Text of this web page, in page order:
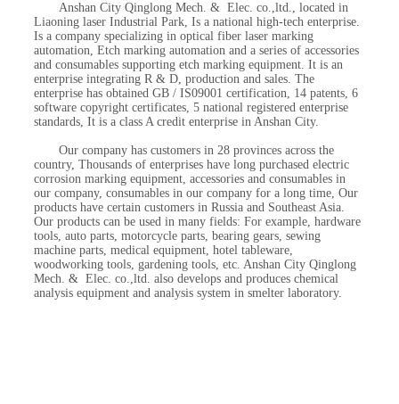
Anshan City Qinglong Mech. & Elec. co.,ltd., located in
Liaoning laser Industrial Park, Is a national high-tech enterprise.
Is a company specializing in optical fiber laser marking
automation, Etch marking automation and a series of accessories
and consumables supporting etch marking equipment. It is an
enterprise integrating R & D, production and sales. The
enterprise has obtained GB / IS09001 certification, 14 patents, 6
software copyright certificates, 5 national registered enterprise
standards, It is a class A credit enterprise in Anshan City.
Our company has customers in 28 provinces across the
country, Thousands of enterprises have long purchased electric
corrosion marking equipment, accessories and consumables in
our company, consumables in our company for a long time, Our
products have certain customers in Russia and Southeast Asia.
Our products can be used in many fields: For example, hardware
tools, auto parts, motorcycle parts, bearing gears, sewing
machine parts, medical equipment, hotel tableware,
woodworking tools, gardening tools, etc. Anshan City Qinglong
Mech. & Elec. co.,ltd. also develops and produces chemical
analysis equipment and analysis system in smelter laboratory.